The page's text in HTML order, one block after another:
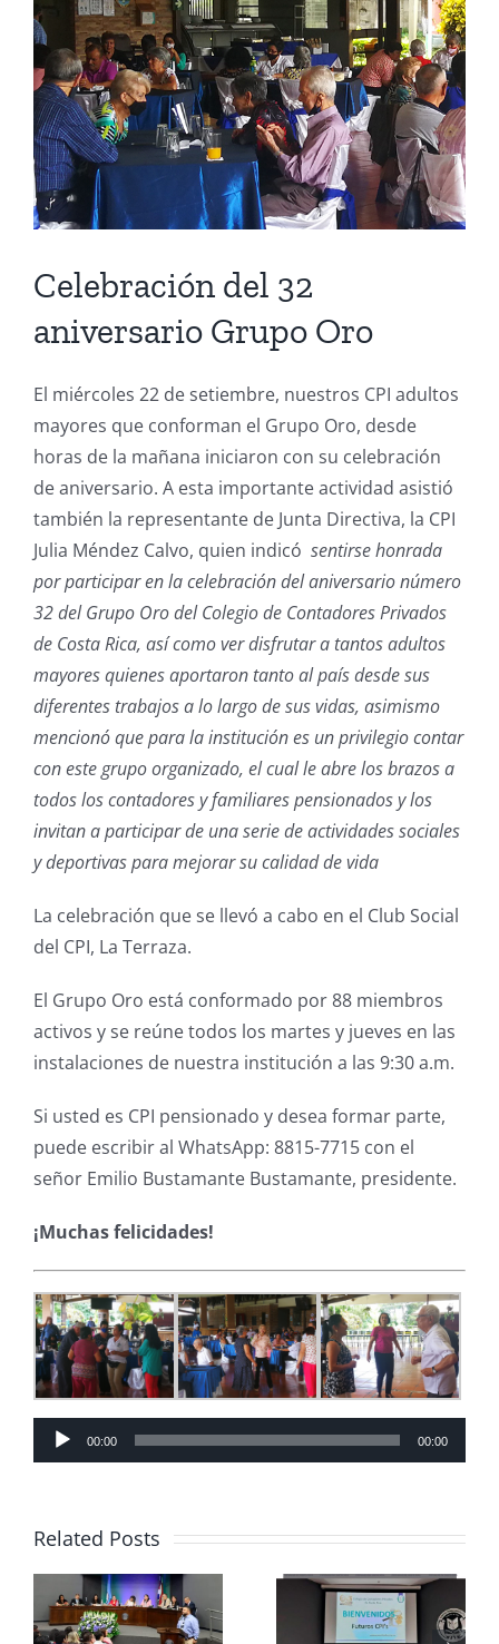
Celebración del 32
aniversario Grupo Oro
El miércoles 22 de setiembre, nuestros CPI adultos
mayores que conforman el Grupo Oro, desde
horas de la mañana iniciaron con su celebración
de aniversario. A esta importante actividad asistió
también la representante de Junta Directiva, la CPI
Julia Méndez Calvo, quien indicó sentirse honrada
por participar en la celebración del aniversario número
32 del Grupo Oro del Colegio de Contadores Privados
de Costa Rica, así como ver disfrutar a tantos adultos
mayores quienes aportaron tanto al país desde sus
diferentes trabajos a lo largo de sus vidas, asimismo
mencionó que para la institución es un privilegio contar
con este grupo organizado, el cual le abre los brazos a
todos los contadores y familiares pensionados y los
invitan a participar de una serie de actividades sociales
y deportivas para mejorar su calidad de vida
La celebración que se llevó a cabo en el Club Social
del CPI, La Terraza.
El Grupo Oro está conformado por 88 miembros
activos y se reúne todos los martes y jueves en las
instalaciones de nuestra institución a las 9:30 a.m.
Si usted es CPI pensionado y desea formar parte,
puede escribir al WhatsApp: 8815-7715 con el
señor Emilio Bustamante Bustamante, presidente.
¡Muchas felicidades!
Audio
Player
00:00 00:00
Related Posts
Congreso